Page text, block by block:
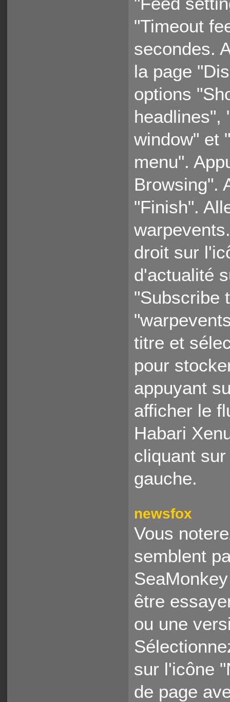
"Timeout
secondes.
la page
options
headlines",
window" et
menu".
Browsing".
"Finish".
droit sur
d'actualité
"Subscribe
titre et
pour
appuyant
afficher le
Habari
cliquant
gauche.
newsfox
Vous
semblent
être
ou une
sur l'icône
de page